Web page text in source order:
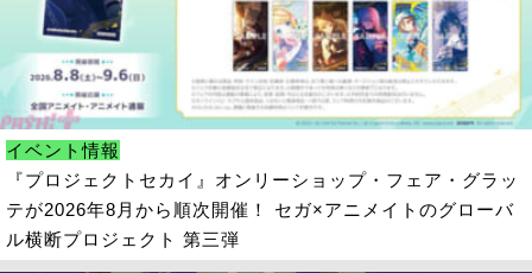
イベント情報
『プロジェクトセカイ』オンリーショップ・フェア・グラッ
テが2026年8月から順次開催！ セガ×アニメイトのグローバ
ル横断プロジェクト 第三弾